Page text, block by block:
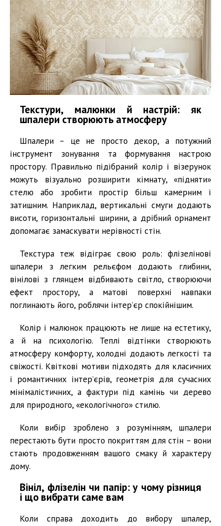
Текстури, малюнки й настрій: як
шпалери створюють атмосферу
Шпалери – це не просто декор, а потужний
інструмент зонування та формування настрою
простору. Правильно підібраний колір і візерунок
можуть візуально розширити кімнату, «підняти»
стелю або зробити простір більш камерним і
затишним. Наприклад, вертикальні смуги додають
висоти, горизонтальні ширини, а дрібний орнамент
допомагає замаскувати нерівності стін.
Текстура теж відіграє свою роль: флізелінові
шпалери з легким рельєфом додають глибини,
вінілові з глянцем відбивають світло, створюючи
ефект простору, а матові поверхні навпаки
поглинають його, роблячи інтер’єр спокійнішим.
Колір і малюнок працюють не лише на естетику,
а й на психологію. Теплі відтінки створюють
атмосферу комфорту, холодні додають легкості та
свіжості. Квіткові мотиви підходять для класичних
і романтичних інтер’єрів, геометрія для сучасних
мінімалістичних, а фактури під камінь чи дерево
для природного, «екологічного» стилю.
Коли вибір зроблено з розумінням, шпалери
перестають бути просто покриттям для стін – вони
стають продовженням вашого смаку й характеру
дому.
Вініл, флізелін чи папір: у чому різниця
і що вибрати саме вам
Коли справа доходить до вибору шпалер,